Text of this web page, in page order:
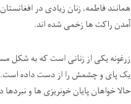
همانند فاطمه، زنان زیادی در
آمدن راکت ها زخمی شده اند.
زرغونه یکی از زنانی است که به شکل
یک پای و چشمش را از دست داده است.
حالا خواهان پایان خونریزی ها و